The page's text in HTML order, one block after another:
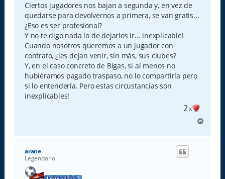
Ciertos jugadores nos bajan a segunda y, en vez de
quedarse para devolvernos a primera, se van gratis...
¿Eso es ser profesional?
Y no te digo nada lo de dejarlos ir... inexplicable!
Cuando nosotros queremos a un jugador con
contrato, ¿les dejan venir, sin más, sus clubes?
Y, en el caso concreto de Bigas, si al menos no
hubiéramos pagado traspaso, no lo compartiría pero
si lo entendería. Pero estas circustancias son
inexplicables!
2x
r
arane
Legendario